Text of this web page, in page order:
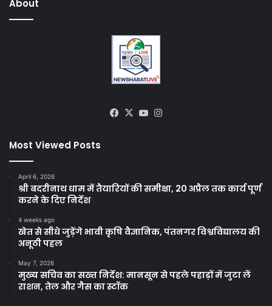
About
Facebook
X YouTube
Most Viewed Posts
April 6, 2026
श्री बदरीनाथ धाम में तैयारियों की समीक्षा, 20 अप्रैल तक कार्य पूर्ण
करने के दिए निर्देश
4 weeks ago
खेत से सीधे जुड़ेंगे भावी कृषि वैज्ञानिक, पंतनगर विश्वविद्यालय की
अनूठी पहल
May 7, 2026
मुख्य सचिव का सख्त निर्देश: मानसून से पहले पहाड़ों में जुटा लें
राशन, तेल और गैस का स्टॉक